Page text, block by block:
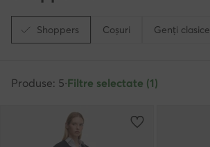
Shoppers Coșuri Genți clasice
Produse: 5·Filtre selectate (1)